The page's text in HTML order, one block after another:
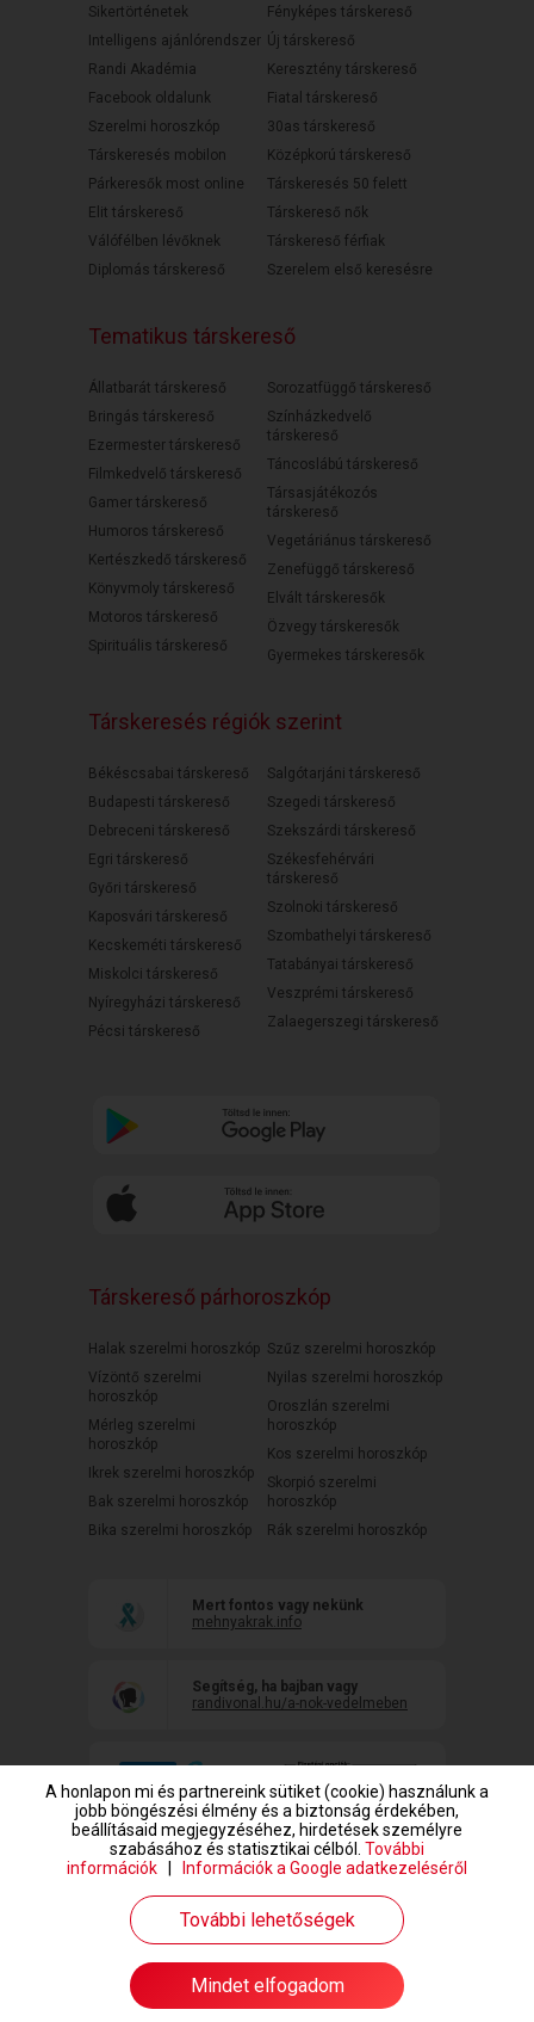
Sikertörténetek
Intelligens ajánlórendszer
Randi Akadémia
Facebook oldalunk
Szerelmi horoszkóp
Társkeresés mobilon
Párkeresők most online
Elit társkereső
Válófélben lévőknek
Diplomás társkereső
Fényképes társkereső
Új társkereső
Keresztény társkereső
Fiatal társkereső
30as társkereső
Középkorú társkereső
Társkeresés 50 felett
Társkereső nők
Társkereső férfiak
Szerelem első keresésre
Tematikus társkereső
Állatbarát társkereső
Bringás társkereső
Ezermester társkereső
Filmkedvelő társkereső
Gamer társkereső
Humoros társkereső
Kertészkedő társkereső
Könyvmoly társkereső
Motoros társkereső
Spirituális társkereső
Sorozatfüggő társkereső
Színházkedvelő
társkereső
Táncoslábú társkereső
Társasjátékozós
társkereső
Vegetáriánus társkereső
Zenefüggő társkereső
Elvált társkeresők
Özvegy társkeresők
Gyermekes társkeresők
Társkeresés régiók szerint
Békéscsabai társkereső
Budapesti társkereső
Debreceni társkereső
Egri társkereső
Győri társkereső
Kaposvári társkereső
Kecskeméti társkereső
Miskolci társkereső
Nyíregyházi társkereső
Pécsi társkereső
Salgótarjáni társkereső
Szegedi társkereső
Szekszárdi társkereső
Székesfehérvári
társkereső
Szolnoki társkereső
Szombathelyi társkereső
Tatabányai társkereső
Veszprémi társkereső
Zalaegerszegi társkereső
Társkereső párhoroszkóp
Halak szerelmi horoszkóp
Vízöntő szerelmi
horoszkóp
Mérleg szerelmi
horoszkóp
Ikrek szerelmi horoszkóp
Bak szerelmi horoszkóp
Bika szerelmi horoszkóp
Szűz szerelmi horoszkóp
Nyilas szerelmi horoszkóp
Oroszlán szerelmi
horoszkóp
Kos szerelmi horoszkóp
Skorpió szerelmi
horoszkóp
Rák szerelmi horoszkóp
Mert fontos vagy nekünk
mehnyakrak.info
Segítség, ha bajban vagy
randivonal.hu/a-nok-vedelmeben
www.randivonal.hu © Copyright 1999-2026 Dating Central Europe Zrt.
A honlapon mi és partnereink sütiket (cookie) használunk a
jobb böngészési élmény és a biztonság érdekében,
beállításaid megjegyzéséhez, hirdetések személyre
szabásához és statisztikai célból. További
információk
Információk a Google adatkezeléséről
További lehetőségek
Mindet elfogadom